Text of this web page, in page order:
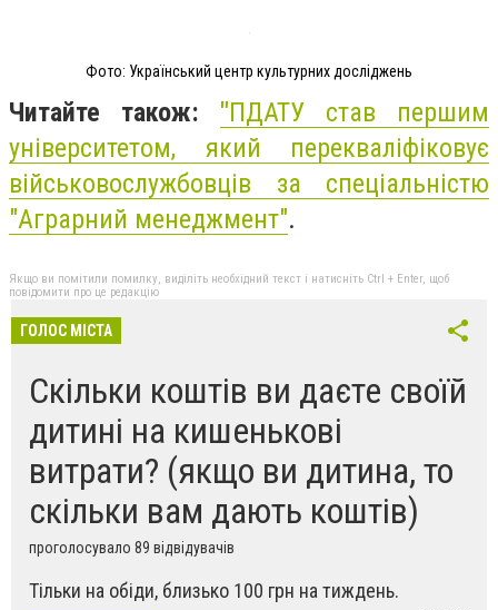
Фото: Український центр культурних досліджень
Читайте також: "ПДАТУ став першим
університетом, який перекваліфіковує
військовослужбовців за спеціальністю
"Аграрний менеджмент".
Якщо ви помітили помилку, виділіть необхідний текст і натисніть Ctrl + Enter, щоб
повідомити про це редакцію
ГОЛОС МІСТА
Скільки коштів ви даєте своїй
дитині на кишенькові
витрати? (якщо ви дитина, то
скільки вам дають коштів)
проголосувало 89 відвідувачів
Тільки на обіди, близько 100 грн на тиждень.